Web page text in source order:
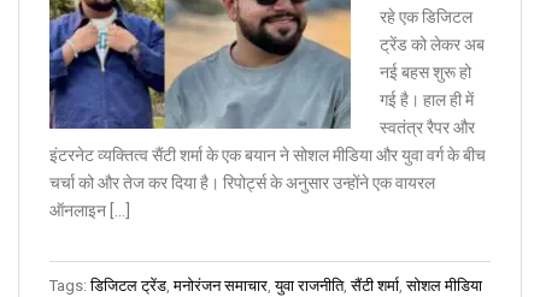
रहे एक डिजिटल
ट्रेंड को लेकर अब
नई बहस शुरू हो
गई है। हाल ही में
स्वतंत्र रैपर और
इंटरनेट व्यक्तित्व सैंटी शर्मा के एक बयान ने सोशल मीडिया और युवा वर्ग के बीच
चर्चा को और तेज कर दिया है। रिपोर्ट्स के अनुसार उन्होंने एक वायरल
ऑनलाइन […]
Tags:डिजिटल ट्रेंड ,मनोरंजन समाचार ,युवा राजनीति,सैंटी शर्मा ,सोशल मीडिया